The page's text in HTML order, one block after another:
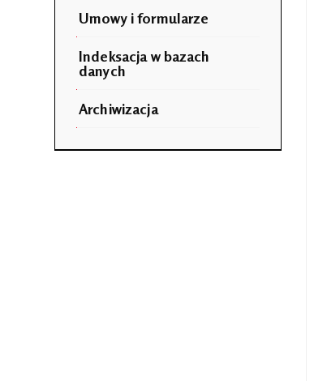
Umowy i formularze
Indeksacja w bazach
danych
Archiwizacja